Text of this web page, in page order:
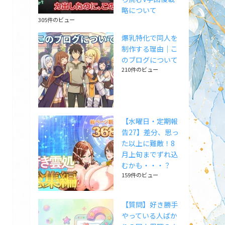
略について
305件のビュー
爆乳特化で同人を
制作する理由｜こ
のブログについて
210件のビュー
【水曜日・定期報
告27】差分、思っ
た以上に難敵！8
月上旬までずれ込
むかも・・・？
159件のビュー
【質問】好き勝手
やっている人ばか